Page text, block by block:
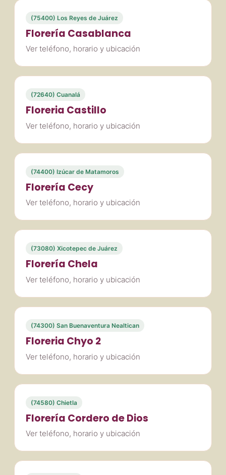
(75400) Los Reyes de Juárez
Florería Casablanca
Ver teléfono, horario y ubicación
(72640) Cuanalá
Floreria Castillo
Ver teléfono, horario y ubicación
(74400) Izúcar de Matamoros
Florería Cecy
Ver teléfono, horario y ubicación
(73080) Xicotepec de Juárez
Florería Chela
Ver teléfono, horario y ubicación
(74300) San Buenaventura Nealtican
Floreria Chyo 2
Ver teléfono, horario y ubicación
(74580) Chietla
Florería Cordero de Dios
Ver teléfono, horario y ubicación